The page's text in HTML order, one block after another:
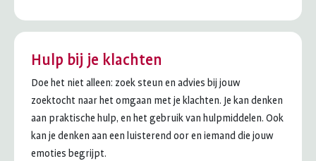
Hulp bij je klachten
Doe het niet alleen: zoek steun en advies bij jouw
zoektocht naar het omgaan met je klachten. Je kan denken
aan praktische hulp, en het gebruik van hulpmiddelen. Ook
kan je denken aan een luisterend oor en iemand die jouw
emoties begrijpt.